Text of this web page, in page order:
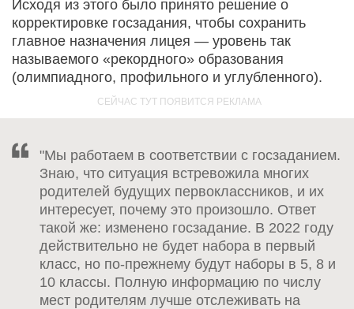
Исходя из этого было принято решение о
корректировке госзадания, чтобы сохранить
главное назначения лицея — уровень так
называемого «рекордного» образования
(олимпиадного, профильного и углубленного).
"Мы работаем в соответствии с госзаданием.
Знаю, что ситуация встревожила многих
родителей будущих первоклассников, и их
интересует, почему это произошло. Ответ
такой же: изменено госзадание. В 2022 году
действительно не будет набора в первый
класс, но по-прежнему будут наборы в 5, 8 и
10 классы. Полную информацию по числу
мест родителям лучше отслеживать на